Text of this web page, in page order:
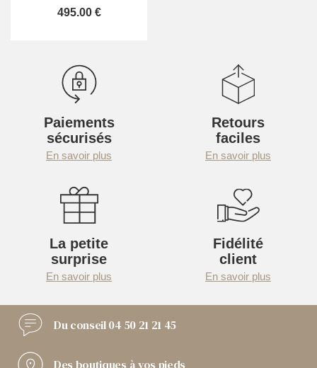
495.00 €
Paiements
sécurisés
En savoir plus
Retours
faciles
En savoir plus
La petite
surprise
En savoir plus
Fidélité
client
En savoir plus
Du conseil04 50 21 21 45
Des boutiques à vos pieds